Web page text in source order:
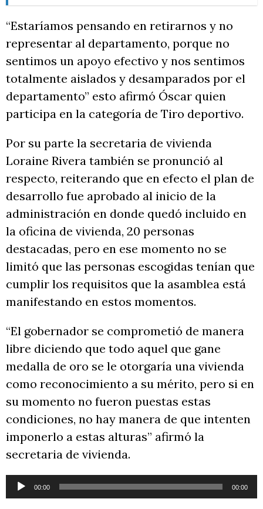
“Estaríamos pensando en retirarnos y no
representar al departamento, porque no
sentimos un apoyo efectivo y nos sentimos
totalmente aislados y desamparados por el
departamento” esto afirmó Óscar quien
participa en la categoría de Tiro deportivo.
Por su parte la secretaria de vivienda
Loraine Rivera también se pronunció al
respecto, reiterando que en efecto el plan de
desarrollo fue aprobado al inicio de la
administración en donde quedó incluido en
la oficina de vivienda, 20 personas
destacadas, pero en ese momento no se
limitó que las personas escogidas tenían que
cumplir los requisitos que la asamblea está
manifestando en estos momentos.
“El gobernador se comprometió de manera
libre diciendo que todo aquel que gane
medalla de oro se le otorgaría una vivienda
como reconocimiento a su mérito, pero si en
su momento no fueron puestas estas
condiciones, no hay manera de que intenten
imponerlo a estas alturas” afirmó la
secretaria de vivienda.
Reproductor
de
00:00 00:00